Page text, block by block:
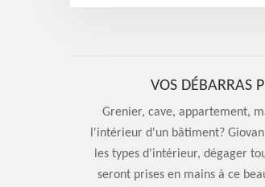
et efficace
VOS DÉBARRAS
Grenier, cave, appartement,
l'intérieur d'un bâtiment?
les types d'intérieur, dégager
seront prises en mains à ce